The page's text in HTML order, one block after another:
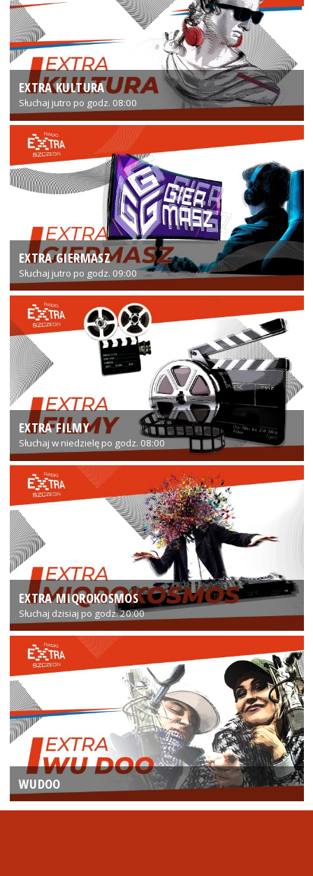
EXTRA KULTURA
Słuchaj jutro po godz. 08:00
EXTRA GIERMASZ
Słuchaj jutro po godz. 09:00
EXTRA FILMY
Słuchaj w niedzielę po godz. 08:00
EXTRA MIQROKOSMOS
Słuchaj dzisiaj po godz. 20:00
WUDOO